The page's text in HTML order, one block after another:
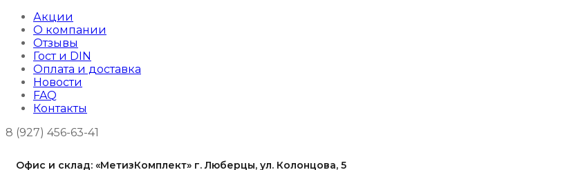
Акции
О компании
Отзывы
Гост и DIN
Оплата и доставка
Новости
FAQ
Контакты
8 (927) 456-63-41
Офис и склад: «МетизКомплект» г. Люберцы, ул. Колонцова, 5